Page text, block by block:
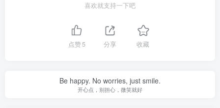
喜欢就支持一下吧
点赞5 分享 收藏
Be happy. No worries, just smile.
开心点，别担心，微笑就好